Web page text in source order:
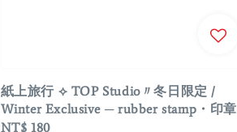
紙上旅行 ⟡ TOP Studio〃冬日限定 /
Winter Exclusive ─ rubber stamp・印章
Regular
NT$ 180